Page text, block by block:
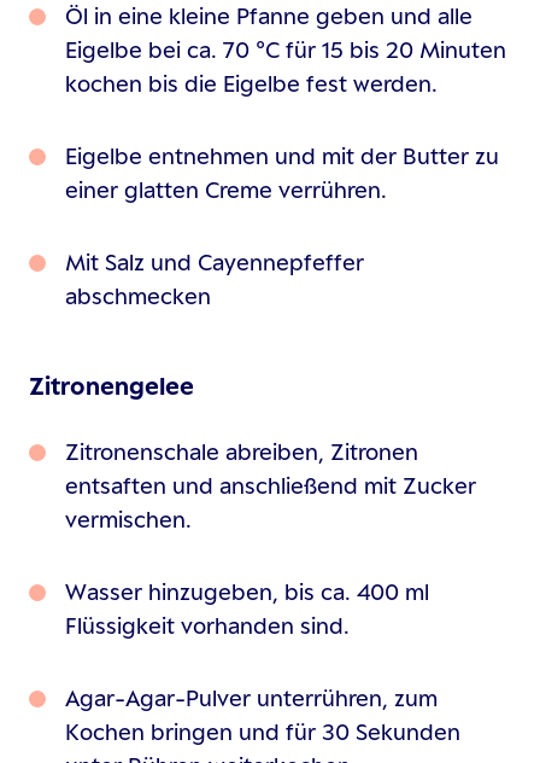
Öl in eine kleine Pfanne geben und alle
Eigelbe bei ca. 70 °C für 15 bis 20 Minuten
kochen bis die Eigelbe fest werden.
Eigelbe entnehmen und mit der Butter zu
einer glatten Creme verrühren.
Mit Salz und Cayennepfeffer
abschmecken
Zitronengelee
Zitronenschale abreiben, Zitronen
entsaften und anschließend mit Zucker
vermischen.
Wasser hinzugeben, bis ca. 400 ml
Flüssigkeit vorhanden sind.
Agar-Agar-Pulver unterrühren, zum
Kochen bringen und für 30 Sekunden